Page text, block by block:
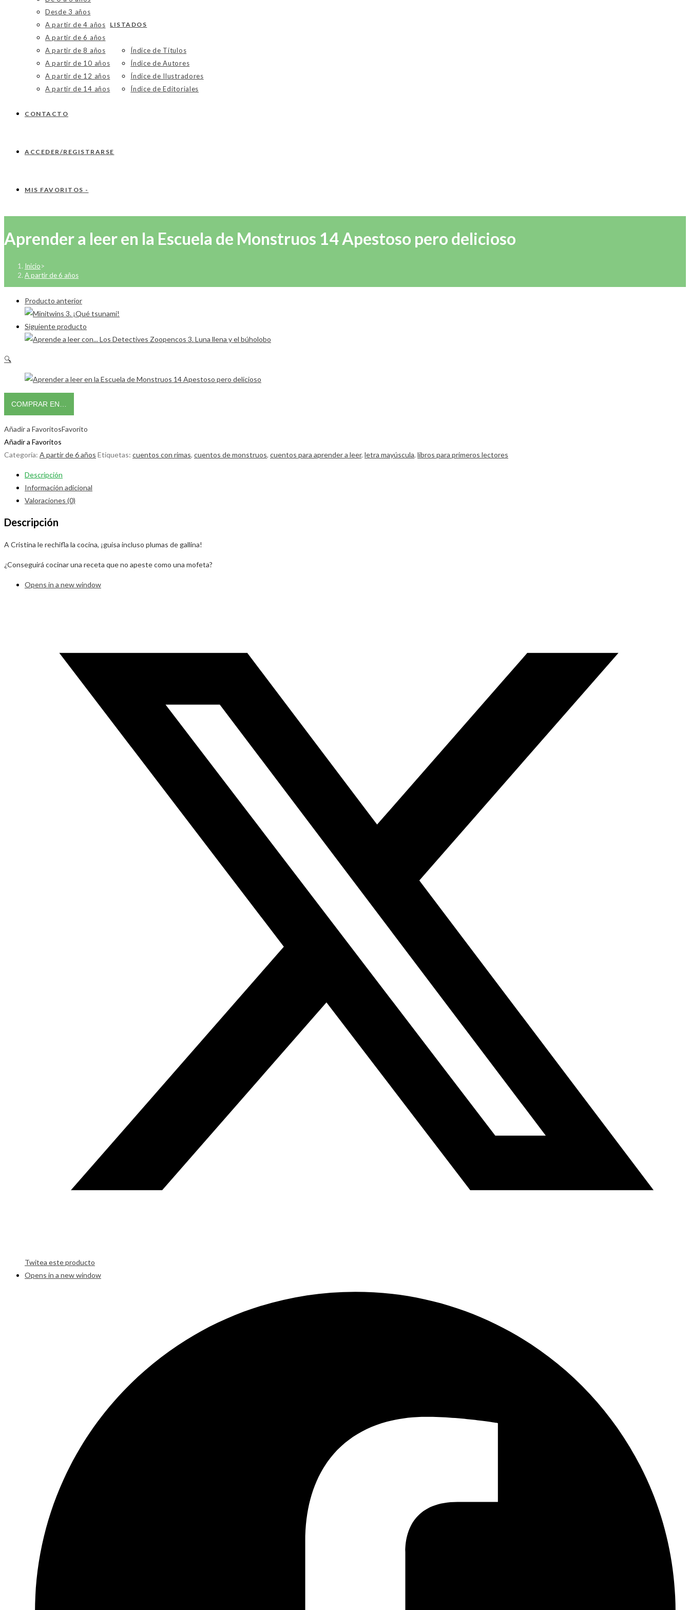
Desde 3 años
A partir de 4 años
A partir de 6 años
A partir de 8 años
A partir de 10 años
A partir de 12 años
A partir de 14 años
LISTADOS
Índice de Títulos
Índice de Autores
Índice de Ilustradores
Índice de Editoriales
CONTACTO
ACCEDER/REGISTRARSE
MIS FAVORITOS -
Aprender a leer en la Escuela de Monstruos 14 Apestoso pero delicioso
Inicio>
A partir de 6 años
Producto anterior
Siguiente producto
🔍
COMPRAR EN…
Añadir a FavoritosFavorito
Añadir a Favoritos
Categoría: A partir de 6 años Etiquetas: cuentos con rimas, cuentos de monstruos, cuentos para aprender a leer, letra mayúscula, libros para primeros lectores
Descripción
Información adicional
Valoraciones (0)
Descripción
A Cristina le rechifla la cocina, ¡guisa incluso plumas de gallina!
¿Conseguirá cocinar una receta que no apeste como una mofeta?
Opens in a new window
Twitea este producto
Opens in a new window